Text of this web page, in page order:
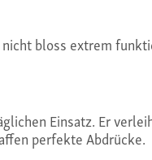
bloss extrem
Einsatz. Er
perfekte Abdrücke.